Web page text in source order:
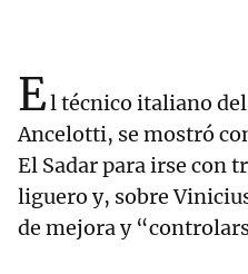
El técnico italiano
Ancelotti, se mostró
El Sadar para irse con
liguero y, sobre
de mejora y